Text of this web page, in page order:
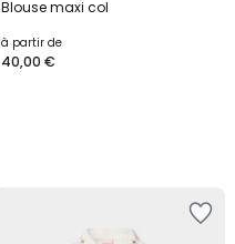
Blouse maxi col
à partir de
40,00 €